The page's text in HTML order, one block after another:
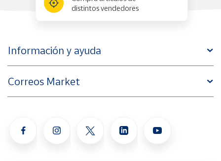
distintos vendedores
Información y ayuda
Correos Market